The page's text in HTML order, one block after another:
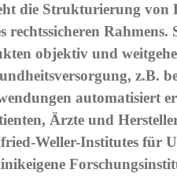
die Strukturierung von
rechtssicheren
objektiv und
z.B.
automatisiert
Ärzte und
Weller-Institutes für